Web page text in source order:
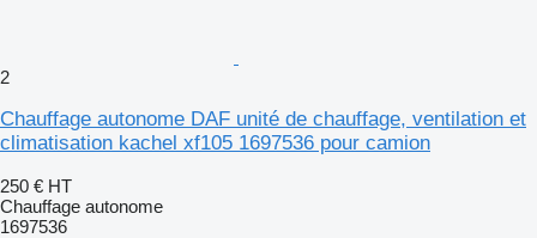
2
Chauffage autonome DAF unité de chauffage, ventilation et
climatisation kachel xf105 1697536 pour camion
250 € HT
Chauffage autonome
1697536